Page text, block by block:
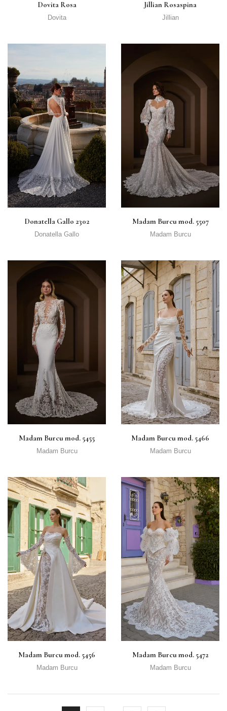
Dovita Rosa
Dovita
Jillian Rosaspina
Jillian
Donatella Gallo 2302
Donatella Gallo
Madam Burcu mod. 5507
Madam Burcu
Madam Burcu mod. 5455
Madam Burcu
Madam Burcu mod. 5466
Madam Burcu
Madam Burcu mod. 5456
Madam Burcu
Madam Burcu mod. 5472
Madam Burcu